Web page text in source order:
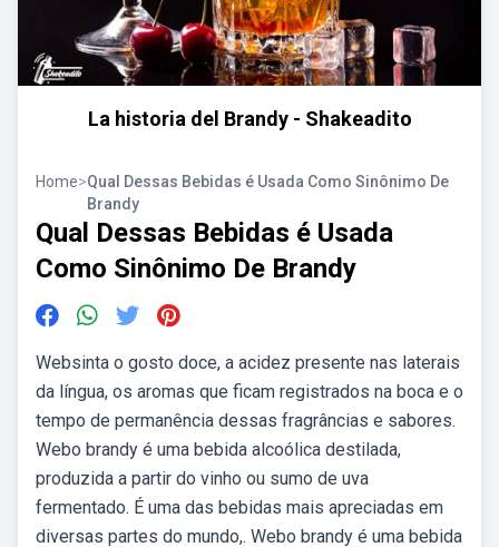
La historia del Brandy - Shakeadito
Home>Qual Dessas Bebidas é Usada Como Sinônimo De
Brandy
Qual Dessas Bebidas é Usada
Como Sinônimo De Brandy
Websinta o gosto doce, a acidez presente nas laterais
da língua, os aromas que ficam registrados na boca e o
tempo de permanência dessas fragrâncias e sabores.
Webo brandy é uma bebida alcoólica destilada,
produzida a partir do vinho ou sumo de uva
fermentado. É uma das bebidas mais apreciadas em
diversas partes do mundo,. Webo brandy é uma bebida